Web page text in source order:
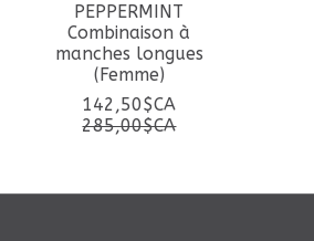
PEPPERMINT
Combinaison à
manches longues
(Femme)
142,50$CA
285,00$CA